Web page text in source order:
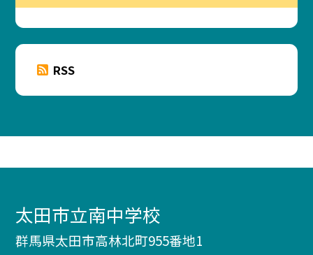
RSS
太田市立南中学校
群馬県太田市高林北町955番地1